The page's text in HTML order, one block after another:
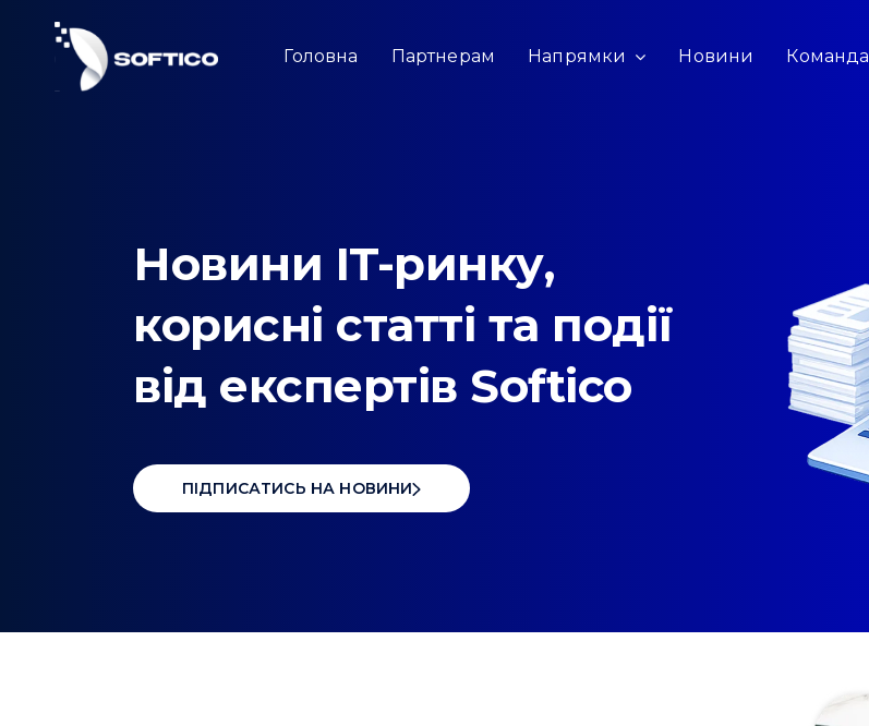
content
Головна Партнерам Напрямки Новини Команда
Новини IT-ринку,
корисні статті та події
від експертів Softico
ПІДПИСАТИСЬ НА НОВИНИ